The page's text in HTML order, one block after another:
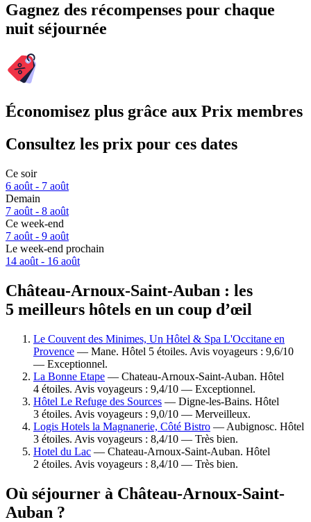
Gagnez des récompenses pour chaque
nuit séjournée
Économisez plus grâce aux Prix membres
Consultez les prix pour ces dates
Ce soir
6 août - 7 août
Demain
7 août - 8 août
Ce week-end
7 août - 9 août
Le week-end prochain
14 août - 16 août
Château-Arnoux-Saint-Auban : les
5 meilleurs hôtels en un coup d’œil
Le Couvent des Minimes, Un Hôtel & Spa L'Occitane en
Provence — Mane. Hôtel 5 étoiles. Avis voyageurs : 9,6/10
— Exceptionnel.
La Bonne Etape — Chateau-Arnoux-Saint-Auban. Hôtel
4 étoiles. Avis voyageurs : 9,4/10 — Exceptionnel.
Hôtel Le Refuge des Sources — Digne-les-Bains. Hôtel
3 étoiles. Avis voyageurs : 9,0/10 — Merveilleux.
Logis Hotels la Magnanerie, Côté Bistro — Aubignosc. Hôtel
3 étoiles. Avis voyageurs : 8,4/10 — Très bien.
Hotel du Lac — Chateau-Arnoux-Saint-Auban. Hôtel
2 étoiles. Avis voyageurs : 8,4/10 — Très bien.
Où séjourner à Château-Arnoux-Saint-
Auban ?